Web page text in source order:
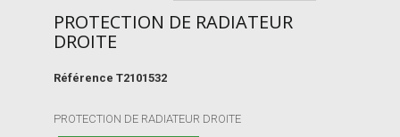
PROTECTION DE RADIATEUR
DROITE
Référence T2101532
PROTECTION DE RADIATEUR DROITE